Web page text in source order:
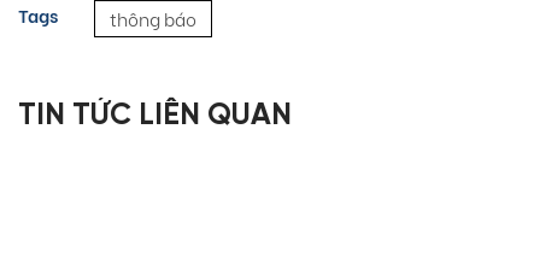
Tags thông báo
TIN TỨC LIÊN QUAN